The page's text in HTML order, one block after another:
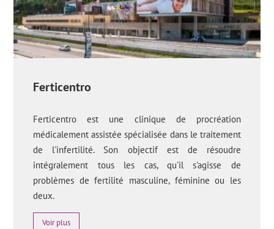
Ferticentro
Ferticentro est une clinique de procréation
médicalement assistée spécialisée dans le traitement
de l'infertilité. Son objectif est de résoudre
intégralement tous les cas, qu'il s'agisse de
problèmes de fertilité masculine, féminine ou les
deux.
Voir plus